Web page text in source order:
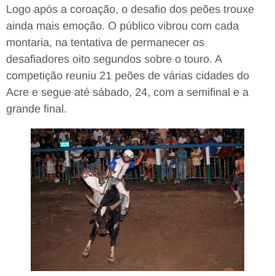
Logo após a coroação, o desafio dos peões trouxe
ainda mais emoção. O público vibrou com cada
montaria, na tentativa de permanecer os
desafiadores oito segundos sobre o touro. A
competição reuniu 21 peões de várias cidades do
Acre e segue até sábado, 24, com a semifinal e a
grande final.